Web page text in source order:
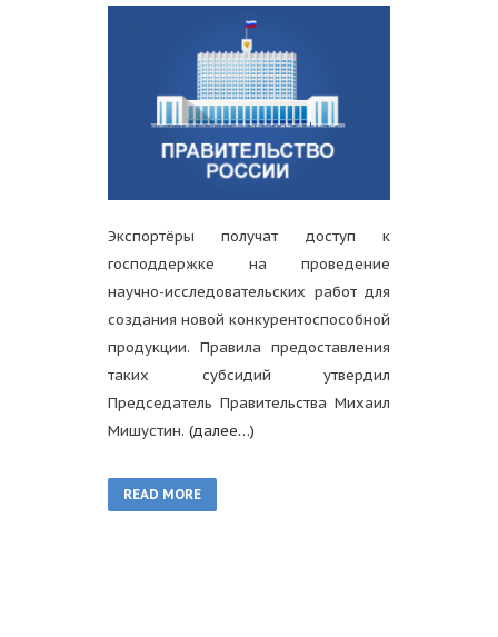
Экспортёры получат доступ к
господдержке на проведение
научно-исследовательских работ для
создания новой конкурентоспособной
продукции. Правила предоставления
таких субсидий утвердил
Председатель Правительства Михаил
Мишустин. (далее…)
READ MORE